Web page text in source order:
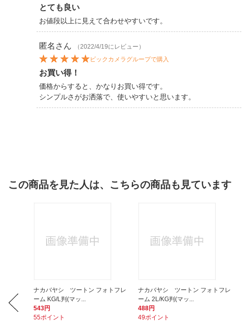
とても良い
お値段以上に見えて合わせやすいです。
匿名 さん
（2022/4/19にレビュー）
ビックカメラグループで購入
お買い得！
価格からすると、かなりお買い得です。
シンプルさがお洒落で、使いやすいと思います。
この商品を見た人は、こちらの商品も見ています
ナカバヤシ ツートン フォトフレ
ーム KG/L判(マッ...
543円
55ポイント
ナカバヤシ ツートン フォトフレ
ーム 2L/KG判(マッ...
488円
49ポイント